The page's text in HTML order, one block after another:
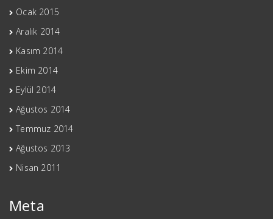
Ocak 2015
Aralık 2014
Kasım 2014
Ekim 2014
Eylül 2014
Ağustos 2014
Temmuz 2014
Ağustos 2013
Nisan 2011
Meta